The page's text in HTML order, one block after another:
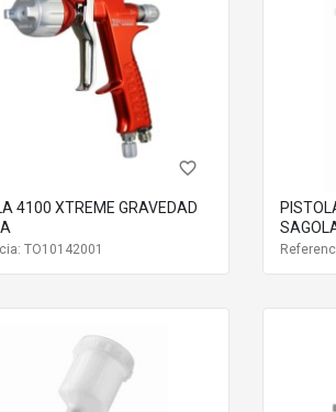
favorite_border
4100 XTREME GRAVEDAD
TO10142001